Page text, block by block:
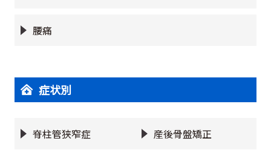
腰痛
症状別
脊柱管狭窄症 産後骨盤矯正